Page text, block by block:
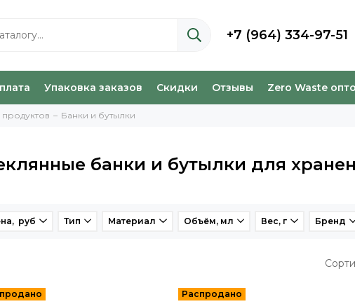
+7 (964) 334-97-51
Упаковка заказов Скидки Отзывы Zero Waste
Банки и бутылки
банки и бутылки для
руб Тип Материал Объём, мл Вес, г Бренд